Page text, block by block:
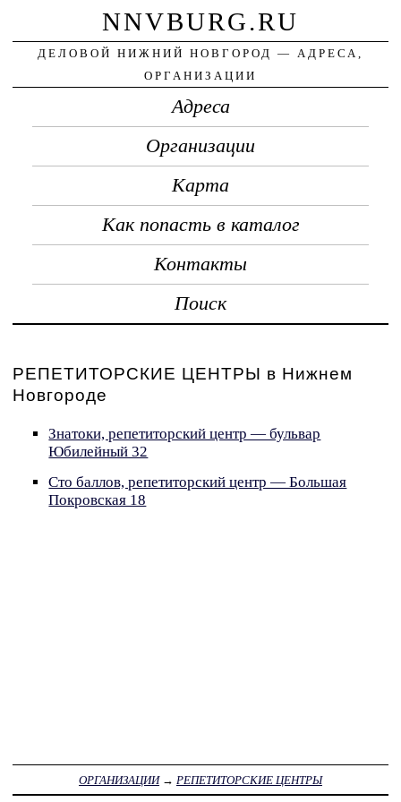
NNVBURG.RU
ДЕЛОВОЙ НИЖНИЙ НОВГОРОД — АДРЕСА,
ОРГАНИЗАЦИИ
Адреса
Организации
Карта
Как попасть в каталог
Контакты
Поиск
РЕПЕТИТОРСКИЕ ЦЕНТРЫ в Нижнем
Новгороде
Знатоки, репетиторский центр — бульвар
Юбилейный 32
Сто баллов, репетиторский центр — Большая
Покровская 18
ОРГАНИЗАЦИИ→ РЕПЕТИТОРСКИЕ ЦЕНТРЫ